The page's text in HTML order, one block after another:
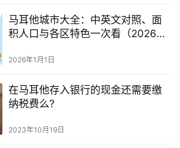
马耳他城市大全：中英文对照、面
积人口与各区特色一次看（2026年
2026年1月1日
在马耳他存入银行的现金还需要缴
纳税费么?
2023年10月19日